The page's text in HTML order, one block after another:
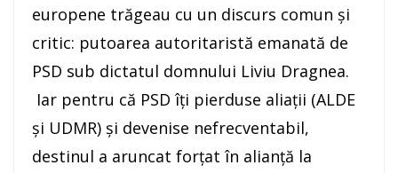
europene trăgeau cu un discurs comun și
critic: putoarea autoritaristă emanată de
PSD sub dictatul domnului Liviu Dragnea.
Iar pentru că PSD îți pierduse aliații (ALDE
și UDMR) și devenise nefrecventabil,
destinul a aruncat forțat în alianță la